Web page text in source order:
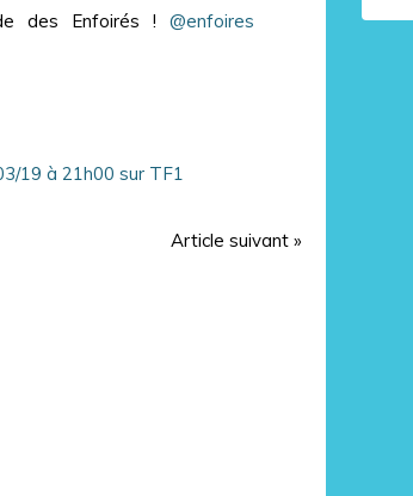
des Enfoirés ! @enfoires
Article suivant »